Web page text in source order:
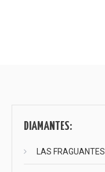
DIAMANTES:
LAS FRAGUANTES